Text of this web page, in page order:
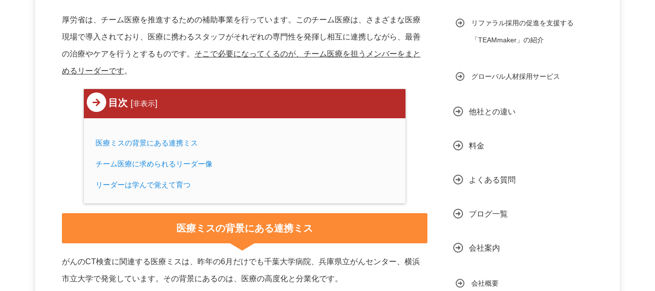
厚労省は、チーム医療を推進するための補助事業を行っています。このチーム医療は、さまざまな医療
現場で導入されており、医療に携わるスタッフがそれぞれの専門性を発揮し相互に連携しながら、最善
の治療やケアを行うとするものです。 そこで必要になってくるのが、チーム医療を担うメンバーをまと
めるリーダーです。
目次 [非表示]
医療ミスの背景にある連携ミス
チーム医療に求められるリーダー像
リーダーは学んで覚えて育つ
医療ミスの背景にある連携ミス
がんのCT検査に関連する医療ミスは、昨年の6月だけでも千葉大学病院、兵庫県立がんセンター、横浜
市立大学で発覚しています。その背景にあるのは、医療の高度化と分業化です。
リファラル採用の促進を支援する
「TEAMmaker」の紹介
グローバル人材採用サービス
他社との違い
料金
よくある質問
ブログ一覧
会社案内
会社概要